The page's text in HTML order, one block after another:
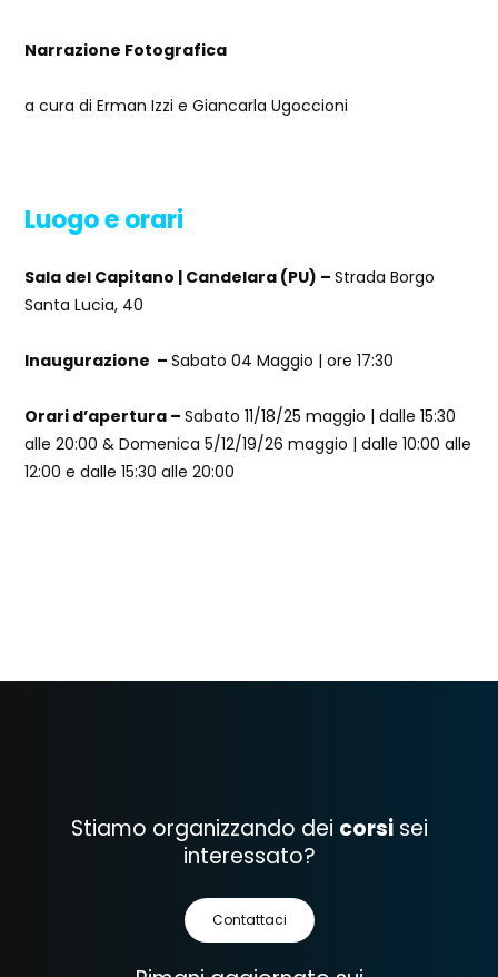
Narrazione Fotografica
a cura di Erman Izzi e Giancarla Ugoccioni
Luogo e orari
Sala del Capitano | Candelara (PU) –Strada Borgo
Santa Lucia, 40
Inaugurazione –Sabato 04 Maggio | ore 17:30
Orari d’apertura –Sabato 11/18/25 maggio | dalle 15:30
alle 20:00 &Domenica 5/12/19/26 maggio | dalle 10:00 alle
12:00 e dalle 15:30 alle 20:00
Stiamo organizzando dei corsisei
interessato?
Contattaci